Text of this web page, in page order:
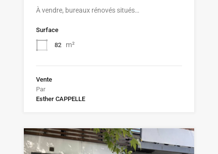
À vendre, bureaux rénovés situés…
Surface
82 m²
Vente
Par
Esther CAPPELLE